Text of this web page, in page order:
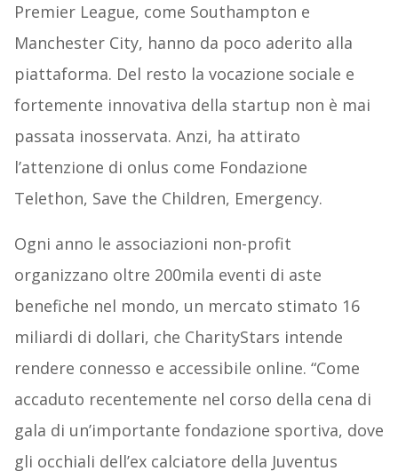
Premier League, come Southampton e
Manchester City, hanno da poco aderito alla
piattaforma. Del resto la vocazione sociale e
fortemente innovativa della startup non è mai
passata inosservata. Anzi, ha attirato
l’attenzione di onlus come Fondazione
Telethon, Save the Children, Emergency.
Ogni anno le associazioni non-profit
organizzano oltre 200mila eventi di aste
benefiche nel mondo, un mercato stimato 16
miliardi di dollari, che CharityStars intende
rendere connesso e accessibile online. “Come
accaduto recentemente nel corso della cena di
gala di un’importante fondazione sportiva, dove
gli occhiali dell’ex calciatore della Juventus